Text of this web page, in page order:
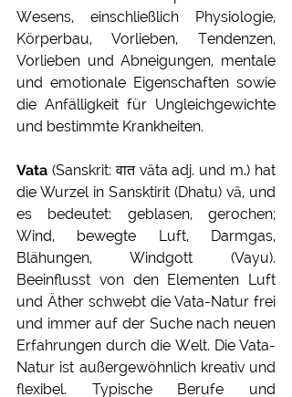
Wesens, einschließlich Physiologie,
Körperbau, Vorlieben, Tendenzen,
Vorlieben und Abneigungen, mentale
und emotionale Eigenschaften sowie
die Anfälligkeit für Ungleichgewichte
und bestimmte Krankheiten.
Vata (Sanskrit: वात vāta adj. und m.) hat
die Wurzel in Sansktirit (Dhatu) vā, und
es bedeutet: geblasen, gerochen;
Wind, bewegte Luft, Darmgas,
Blähungen, Windgott (Vayu).
Beeinflusst von den Elementen Luft
und Äther schwebt die Vata-Natur frei
und immer auf der Suche nach neuen
Erfahrungen durch die Welt. Die Vata-
Natur ist außergewöhnlich kreativ und
flexibel. Typische Berufe und